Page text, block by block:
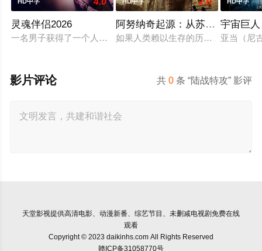
灵魂伴侣2026
一名男子获得了一个人工智能机器人，以应对刚刚去世的妻子
阿努纳奇起源：从苏美尔到南美
如果人类赖以生存的历史，从一开
宇宙巨
亚当（尼
共0 条 “陆战特攻” 影评
影片评论
天堂影视提供高清电影、动漫新番、综艺节目、未删减电视剧免费在线
观看
Copyright © 2023 daikinhs.com All Rights Reserved
赣ICP备31058770号